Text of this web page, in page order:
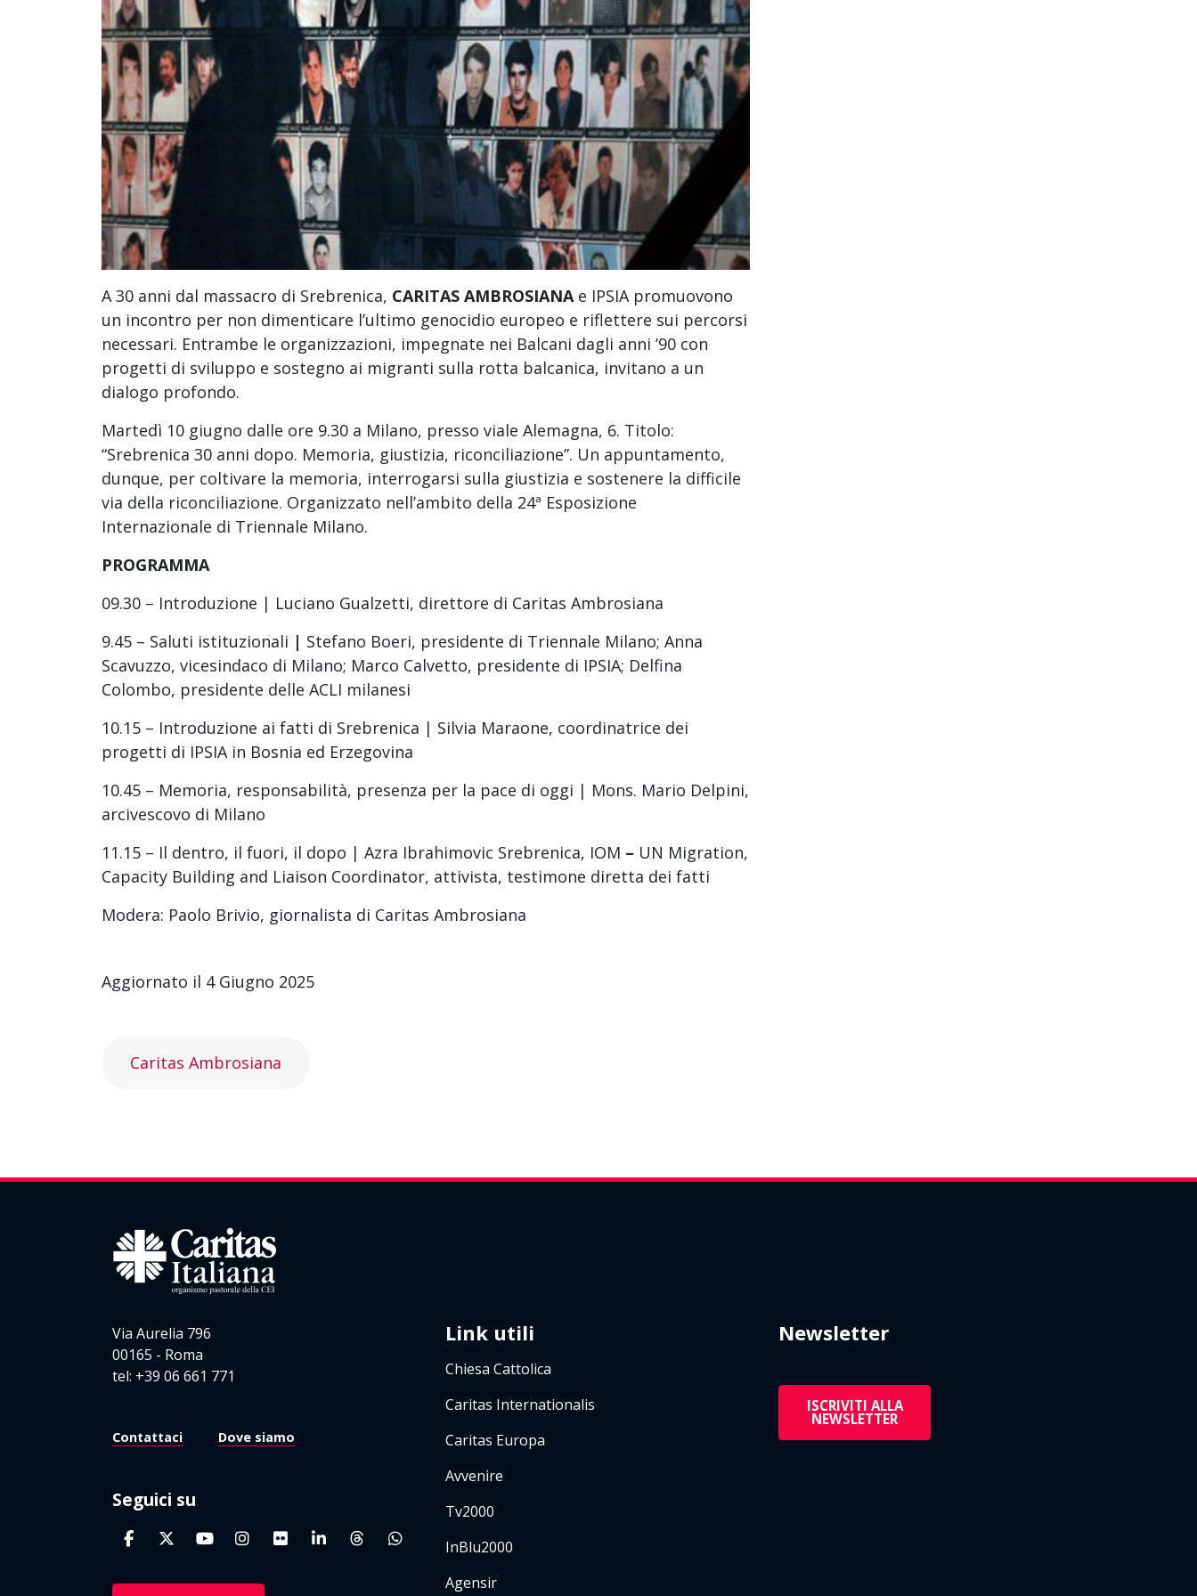
A 30 anni dal massacro di Srebrenica, CARITAS AMBROSIANA e IPSIA promuovono
un incontro per non dimenticare l’ultimo genocidio europeo e riflettere sui percorsi
necessari. Entrambe le organizzazioni, impegnate nei Balcani dagli anni ’90 con
progetti di sviluppo e sostegno ai migranti sulla rotta balcanica, invitano a un
dialogo profondo.
Martedì 10 giugno dalle ore 9.30 a Milano, presso viale Alemagna, 6. Titolo:
“Srebrenica 30 anni dopo. Memoria, giustizia, riconciliazione”. Un appuntamento,
dunque, per coltivare la memoria, interrogarsi sulla giustizia e sostenere la difficile
via della riconciliazione. Organizzato nell’ambito della 24ª Esposizione
Internazionale di Triennale Milano.
PROGRAMMA
09.30 – Introduzione | Luciano Gualzetti, direttore di Caritas Ambrosiana
9.45 – Saluti istituzionali | Stefano Boeri, presidente di Triennale Milano; Anna
Scavuzzo, vicesindaco di Milano; Marco Calvetto, presidente di IPSIA; Delfina
Colombo, presidente delle ACLI milanesi
10.15 – Introduzione ai fatti di Srebrenica | Silvia Maraone, coordinatrice dei
progetti di IPSIA in Bosnia ed Erzegovina
10.45 – Memoria, responsabilità, presenza per la pace di oggi | Mons. Mario Delpini,
arcivescovo di Milano
11.15 – Il dentro, il fuori, il dopo | Azra Ibrahimovic Srebrenica, IOM – UN Migration,
Capacity Building and Liaison Coordinator, attivista, testimone diretta dei fatti
Modera: Paolo Brivio, giornalista di Caritas Ambrosiana
Aggiornato il 4 Giugno 2025
Caritas Ambrosiana
Via Aurelia 796
00165 - Roma
tel: +39 06 661 771
Contattaci Dove siamo
Seguici su
Link utili
Chiesa Cattolica
Caritas Internationalis
Caritas Europa
Avvenire
Tv2000
InBlu2000
Agensir
Newsletter
ISCRIVITI ALLA
NEWSLETTER